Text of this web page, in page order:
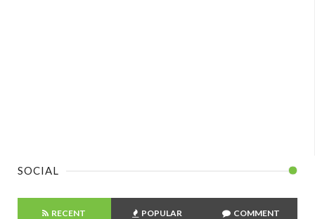
SOCIAL
RECENT POPULAR COMMENT